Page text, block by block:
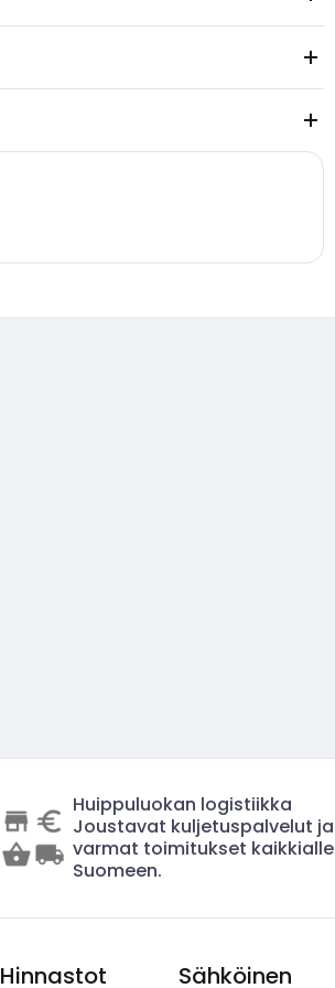
Huippuluokan logistiikka
Joustavat kuljetuspalvelut ja
varmat toimitukset kaikkialle
Suomeen.
Hinnastot
Sähköinen